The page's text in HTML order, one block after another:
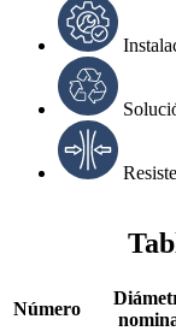
Número